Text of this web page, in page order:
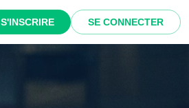
S'INSCRIRE SE CONNECTER